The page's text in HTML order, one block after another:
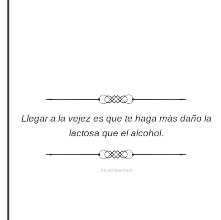
Llegar a la vejez es que te haga más daño la
lactosa que el alcohol.
Advertisement